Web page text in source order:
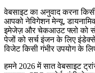
वेबसाइट का अनुवाद करना
आपको नेविगेशन मेन्यू,
इमेजेज़ और चेकआउट फ्लो को
पेजों को सर्च इंजन के लिए
विजेट किसी गंभीर उपयोग के लिए
हमने 2026 में सात वेबसाइट